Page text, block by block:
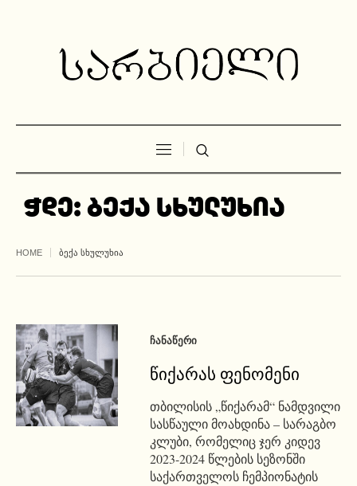
ჭდე:ბექა სხულუხია
HOME ᲑᲔᲥᲐ ᲡᲮᲣᲚᲣᲮᲘᲐ
ᲩᲐᲜᲐᲬᲔᲠᲘ
წიქარას ფენომენი
თბილისის „წიქარამ“ ნამდვილი
სასწაული მოახდინა – სარაგბო
კლუბი, რომელიც ჯერ კიდევ
2023-2024 წლების სეზონში
საქართველოს ჩემპიონატის